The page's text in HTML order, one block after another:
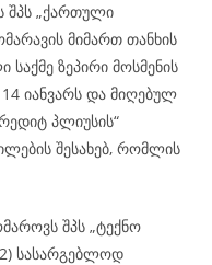
შპს „ქართული
მიმართ თანხის
ზეპირი მოსმენის
იანვარს და მიღებულ
პლიუსის“
შესახებ, რომლის
შპს „ტექნო
სასარგებლოდ